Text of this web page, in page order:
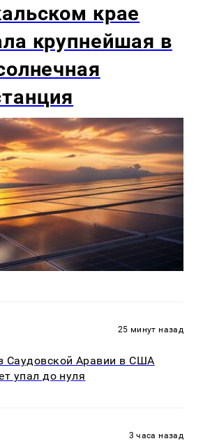
крае
крупнейшая в
25 минут назад
Саудовской Аравии в США
упал до нуля
3 часа назад